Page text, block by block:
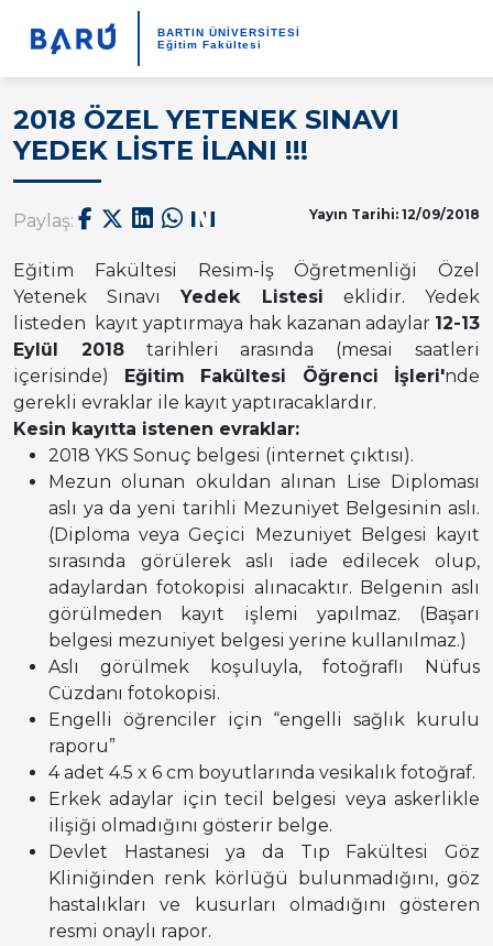
BARTIN ÜNİVERSİTESİ
Eğitim Fakültesi
2018 ÖZEL YETENEK SINAVI
YEDEK LİSTE İLANI !!!
Paylaş: Yayın Tarihi: 12/09/2018
Eğitim Fakültesi Resim-İş Öğretmenliği Özel
Yetenek SınavıYedek Listesi eklidir. Yedek
listeden kayıt yaptırmaya hak kazanan adaylar 12-13
Eylül 2018tarihleri arasında (mesai saatleri
içerisinde) Eğitim Fakültesi Öğrenci İşleri'nde
gerekli evraklar ile kayıt yaptıracaklardır.
Kesin kayıtta istenen evraklar:
2018 YKS Sonuç belgesi (internet çıktısı).
Mezun olunan okuldan alınan Lise Diploması
aslı ya da yeni tarihli Mezuniyet Belgesinin aslı.
(Diploma veya Geçici Mezuniyet Belgesi kayıt
sırasında görülerek aslı iade edilecek olup,
adaylardan fotokopisi alınacaktır. Belgenin aslı
görülmeden kayıt işlemi yapılmaz. (Başarı
belgesi mezuniyet belgesi yerine kullanılmaz.)
Aslı görülmek koşuluyla, fotoğraflı Nüfus
Cüzdanı fotokopisi.
Engelli öğrenciler için “engelli sağlık kurulu
raporu”
4 adet 4.5 x 6 cm boyutlarında vesikalık fotoğraf.
Erkek adaylar için tecil belgesi veya askerlikle
ilişiği olmadığını gösterir belge.
Devlet Hastanesi ya da Tıp Fakültesi Göz
Kliniğinden renk körlüğü bulunmadığını, göz
hastalıkları ve kusurları olmadığını gösteren
resmi onaylı rapor.